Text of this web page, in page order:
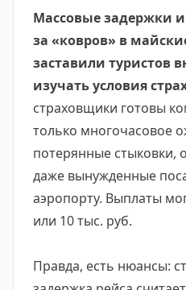
Массовые задержки
за «ковров» в
заставили туристов
изучать условия
страховщики готовы
только многочасовое
потерянные стыковки,
даже вынужденные
аэропорту. Выплаты
или 10 тыс. руб.
Правда, есть нюансы: